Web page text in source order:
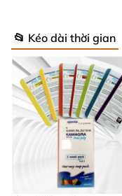
📂 Kéo dài thời gian